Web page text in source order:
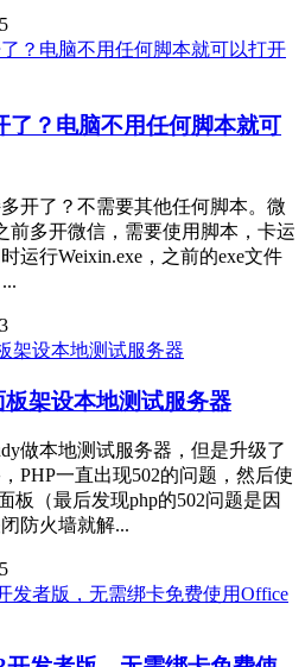
了？电脑不用任何脚本就可
开了？不需要其他任何脚本。微
前多开微信，需要使用脚本，卡运
运行Weixin.exe，之前的exe文件
架设本地测试服务器
做本地测试服务器，但是升级了
PHP一直出现502的问题，然后使
板（最后发现php的502问题是因
防火墙就解...